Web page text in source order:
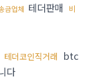
금업체 테더판매
비
테더코인직거래 btc
다